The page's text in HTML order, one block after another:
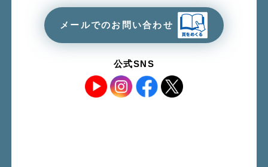
メールでのお問い合わせ
公式SNS